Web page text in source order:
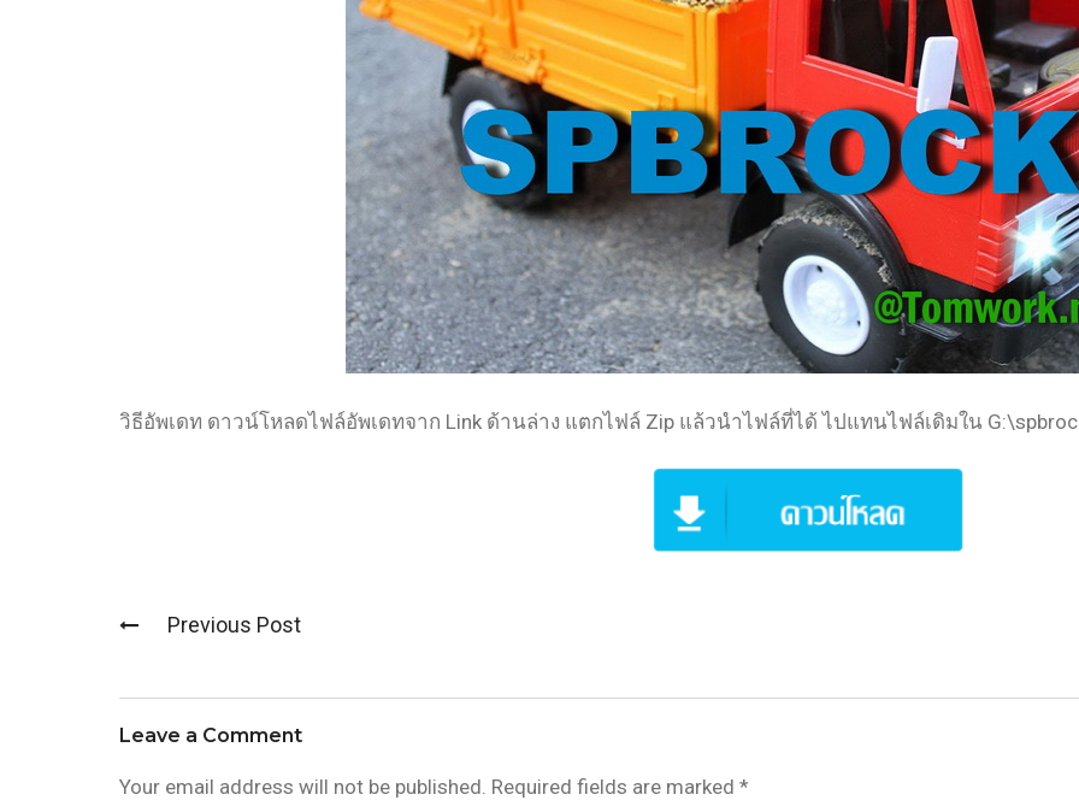
วิธีอัพเดท ดาวน์โหลดไฟล์อัพเดทจาก Link ด้านล่าง แตกไฟล์ Zip แล้วนำไฟล์ที่ได้ ไปแทนไฟล์เดิมใน
Post
navigation
Previous Post
Leave a Comment
Your email address will not be published. Required fields are marked *